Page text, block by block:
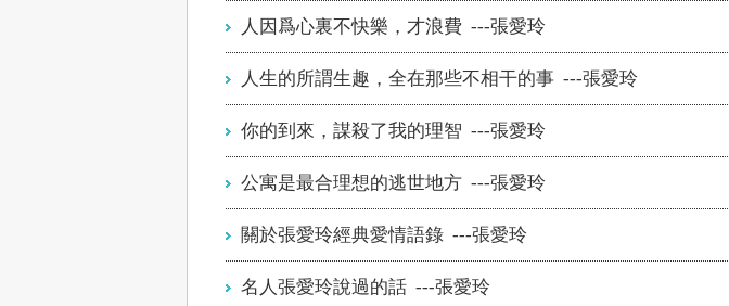
人因爲心裏不快樂，才浪費 ---張愛玲
人生的所謂生趣，全在那些不相干的事 ---張愛玲
你的到來，謀殺了我的理智 ---張愛玲
公寓是最合理想的逃世地方 ---張愛玲
關於張愛玲經典愛情語錄 ---張愛玲
名人張愛玲說過的話 ---張愛玲